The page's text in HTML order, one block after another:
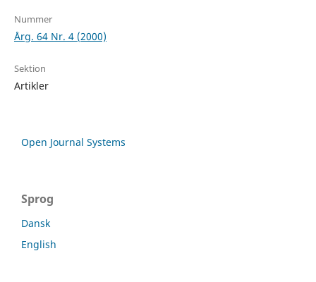
Nummer
Årg. 64 Nr. 4 (2000)
Sektion
Artikler
Open Journal Systems
Sprog
Dansk
English